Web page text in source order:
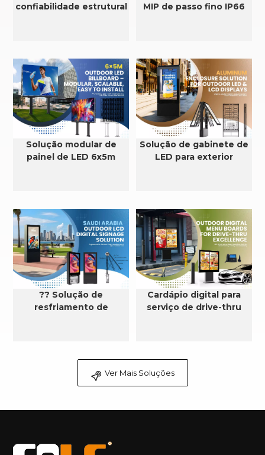
confiabilidade estrutural
MIP de passo fino IP66
Solução modular de
painel de LED 6x5m
Solução de gabinete de
LED para exterior
?? Solução de
resfriamento de
Cardápio digital para
serviço de drive-thru
Ver Mais Soluções